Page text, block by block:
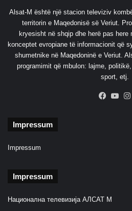
Alsat-M është një stacion televiziv
territorin e Maqedonisë së Veriut.
kryesisht në shqip dhe herë pas here
konceptet evropiane të informacionit që
shumetnike në Maqedoninë e Veriut.
programimit që mbulon: lajme,
sport, etj.
Impressum
Impressum
Impressum
Национална телевизија АЛСАТ М